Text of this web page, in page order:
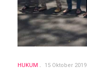
HUKUM 15 Oktober 2019